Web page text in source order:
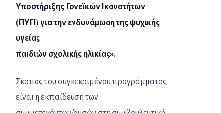
Υποστήριξης Γονεϊκών Ικανοτήτων
(ΠΥΓΙ) για την ενδυνάμωση της ψυχικής
υγείας
παιδιών σχολικής ηλικίας».
Σκοπός του συγκεκριμένου προγράμματος
είναι η εκπαίδευση των